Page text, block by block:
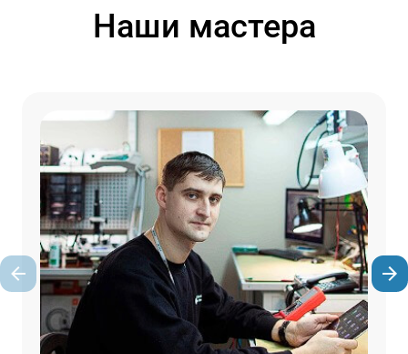
Наши мастера